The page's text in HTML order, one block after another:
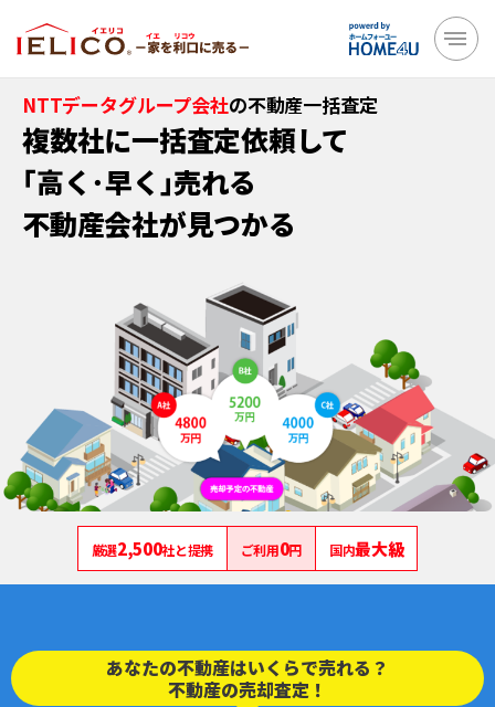
NTTデータグループ会社の不動産一括査定
複数社に一括査定依頼して
｢高く･早く｣売れる
不動産会社が見つかる
厳選2,500社と提携 ご利用0円 国内最大級
あなたの不動産はいくらで売れる？
不動産の売却査定！